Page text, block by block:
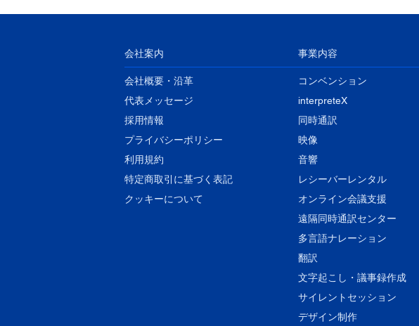
会社案内
会社概要・沿革
代表メッセージ
​採用情報
プライバシーポリシー
利用規約
特定商取引に基づく表記
クッキーについて
事業内容
コンベンション
interpreteX
同時通訳
映像
音響
​レシーバーレンタル
オンライン会議支援
遠隔同時通訳センター
多言語ナレーション
翻訳
文字起こし・議事録作成
サイレントセッション
デザイン制作